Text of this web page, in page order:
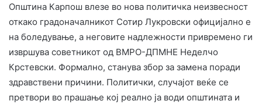
Општина Карпош влезе во нова политичка неизвесност
откако градоначалникот Сотир Лукровски официјално е
на боледување, а неговите надлежности привремено ги
извршува советникот од ВМРО-ДПМНЕ Неделчо
Крстевски. Формално, станува збор за замена поради
здравствени причини. Политички, случајот веќе се
претвори во прашање кој реално ја води општината и